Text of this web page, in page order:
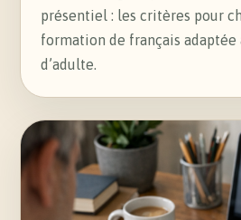
présentiel : les critères pour
formation de français adaptée
d’adulte.